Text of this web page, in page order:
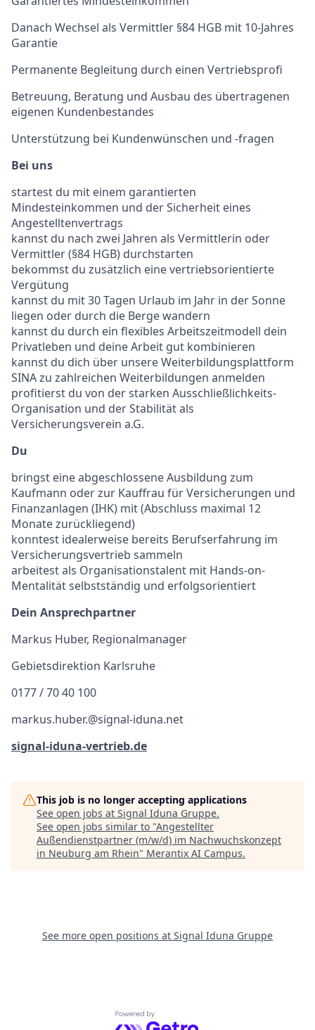
Danach Wechsel als Vermittler §84 HGB mit 10-Jahres
Garantie
Permanente Begleitung durch einen Vertriebsprofi
Betreuung, Beratung und Ausbau des übertragenen
eigenen Kundenbestandes
Unterstützung bei Kundenwünschen und -fragen
Bei uns
startest du mit einem garantierten
Mindesteinkommen und der Sicherheit eines
Angestelltenvertrags
kannst du nach zwei Jahren als Vermittlerin oder
Vermittler (§84 HGB) durchstarten
bekommst du zusätzlich eine vertriebsorientierte
Vergütung
kannst du mit 30 Tagen Urlaub im Jahr in der Sonne
liegen oder durch die Berge wandern
kannst du durch ein flexibles Arbeitszeitmodell dein
Privatleben und deine Arbeit gut kombinieren
kannst du dich über unsere Weiterbildungsplattform
SINA zu zahlreichen Weiterbildungen anmelden
profitierst du von der starken Ausschließlichkeits-
Organisation und der Stabilität als
Versicherungsverein a.G.
Du
bringst eine abgeschlossene Ausbildung zum
Kaufmann oder zur Kauffrau für Versicherungen und
Finanzanlagen (IHK) mit (Abschluss maximal 12
Monate zurückliegend)
konntest idealerweise bereits Berufserfahrung im
Versicherungsvertrieb sammeln
arbeitest als Organisationstalent mit Hands-on-
Mentalität selbstständig und erfolgsorientiert
Dein Ansprechpartner
Markus Huber, Regionalmanager
Gebietsdirektion Karlsruhe
0177 / 70 40 100
markus.huber.@signal-iduna.net
signal-iduna-vertrieb.de
This job is no longer accepting applications
See open jobs at Signal Iduna Gruppe.
See open jobs similar to "Angestellter
Außendienstpartner (m/w/d) im Nachwuchskonzept
in Neuburg am Rhein" Merantix AI Campus.
See more open positions at Signal Iduna Gruppe
Powered by Getro.com